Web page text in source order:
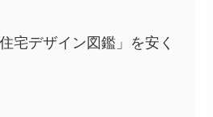
宅デザイン図鑑」を安く